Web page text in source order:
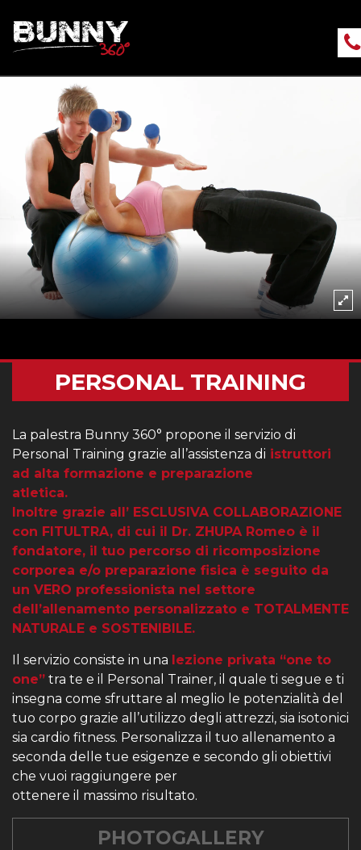
PERSONAL TRAINING
La palestra Bunny 360° propone il servizio di
Personal Training grazie all’assistenza di istruttori
ad alta formazione e preparazione
Inoltre grazie all’ ESCLUSIVA COLLABORAZIONE
con FITULTRA, di cui il Dr. ZHUPA Romeo è il
fondatore, il tuo percorso di ricomposizione
corporea e/o preparazione fisica è seguito da
un VERO professionista nel settore
dell’allenamento personalizzato e TOTALMENTE
NATURALE e SOSTENIBILE.
Il servizio consiste in una lezione privata “one to
one” tra te e il Personal Trainer, il quale ti segue e ti
insegna come sfruttare al meglio le potenzialità del
tuo corpo grazie all’utilizzo degli attrezzi, sia isotonici
sia cardio fitness. Personalizza il tuo allenamento a
seconda delle tue esigenze e secondo gli obiettivi
che vuoi raggiungere per
ottenere il massimo risultato.
PHOTOGALLERY